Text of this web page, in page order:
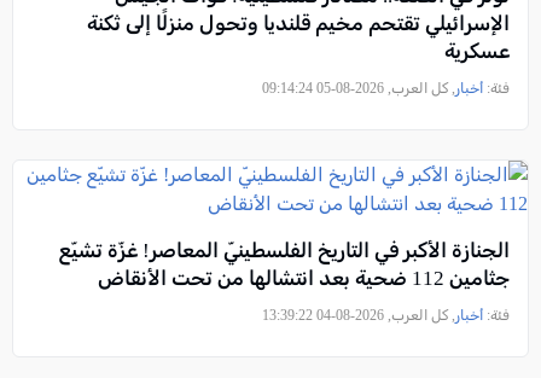
الإسرائيلي تقتحم مخيم قلنديا وتحول منزلًا إلى ثكنة
عسكرية
فئة: أخبار , كل العرب, 2026-08-05 09:14:24
الجنازة الأكبر في التاريخ الفلسطينيّ المعاصر! غزّة تشيّع
جثامين 112 ضحية بعد انتشالها من تحت الأنقاض
فئة: أخبار , كل العرب, 2026-08-04 13:39:22